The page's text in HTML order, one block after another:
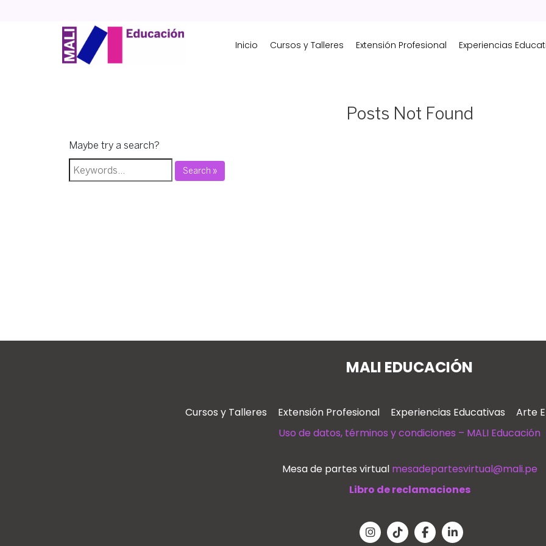
Inicio Cursos y Talleres Extensión Profesional Experiencias
Posts Not Found
Maybe try a search?
Search »
MALI EDUCACIÓN
Cursos y Talleres Extensión Profesional Experiencias Educativas Arte
Uso de datos, términos y condiciones – MALI Educación
Mesa de partes virtual mesadepartesvirtual@mali.pe
Libro de reclamaciones